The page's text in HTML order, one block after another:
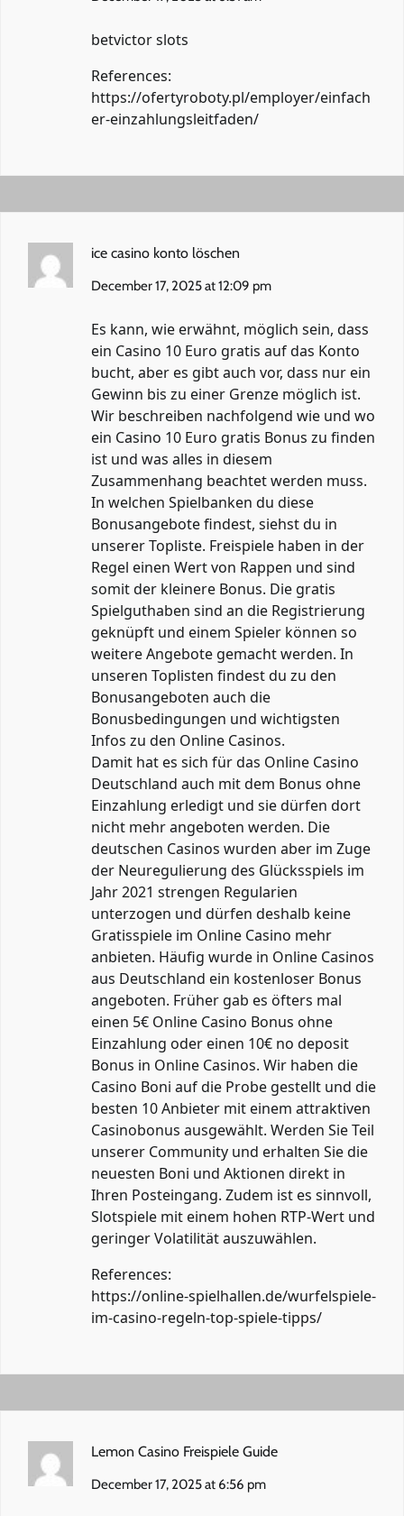
betvictor slots
References:
https://ofertyroboty.pl/employer/einfach
er-einzahlungsleitfaden/
ice casino konto löschen
December 17, 2025 at 12:09 pm
Es kann, wie erwähnt, möglich sein, dass
ein Casino 10 Euro gratis auf das Konto
bucht, aber es gibt auch vor, dass nur ein
Gewinn bis zu einer Grenze möglich ist.
Wir beschreiben nachfolgend wie und wo
ein Casino 10 Euro gratis Bonus zu finden
ist und was alles in diesem
Zusammenhang beachtet werden muss.
In welchen Spielbanken du diese
Bonusangebote findest, siehst du in
unserer Topliste. Freispiele haben in der
Regel einen Wert von Rappen und sind
somit der kleinere Bonus. Die gratis
Spielguthaben sind an die Registrierung
geknüpft und einem Spieler können so
weitere Angebote gemacht werden. In
unseren Toplisten findest du zu den
Bonusangeboten auch die
Bonusbedingungen und wichtigsten
Infos zu den Online Casinos.
Damit hat es sich für das Online Casino
Deutschland auch mit dem Bonus ohne
Einzahlung erledigt und sie dürfen dort
nicht mehr angeboten werden. Die
deutschen Casinos wurden aber im Zuge
der Neuregulierung des Glücksspiels im
Jahr 2021 strengen Regularien
unterzogen und dürfen deshalb keine
Gratisspiele im Online Casino mehr
anbieten. Häufig wurde in Online Casinos
aus Deutschland ein kostenloser Bonus
angeboten. Früher gab es öfters mal
einen 5€ Online Casino Bonus ohne
Einzahlung oder einen 10€ no deposit
Bonus in Online Casinos. Wir haben die
Casino Boni auf die Probe gestellt und die
besten 10 Anbieter mit einem attraktiven
Casinobonus ausgewählt. Werden Sie Teil
unserer Community und erhalten Sie die
neuesten Boni und Aktionen direkt in
Ihren Posteingang. Zudem ist es sinnvoll,
Slotspiele mit einem hohen RTP-Wert und
geringer Volatilität auszuwählen.
References:
https://online-spielhallen.de/wurfelspiele-
im-casino-regeln-top-spiele-tipps/
Lemon Casino Freispiele Guide
December 17, 2025 at 6:56 pm